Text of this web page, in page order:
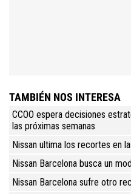
TAMBIÉN NOS INTERESA
CCOO espera decisiones
las próximas semanas
Nissan ultima los recortes en
Nissan Barcelona busca un
Nissan Barcelona sufre otro